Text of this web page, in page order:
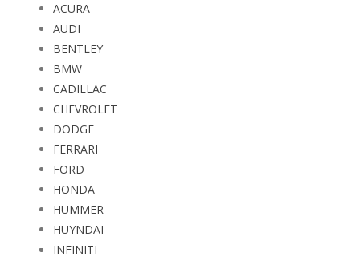
ACURA
AUDI
BENTLEY
BMW
CADILLAC
CHEVROLET
DODGE
FERRARI
FORD
HONDA
HUMMER
HUYNDAI
INFINITI